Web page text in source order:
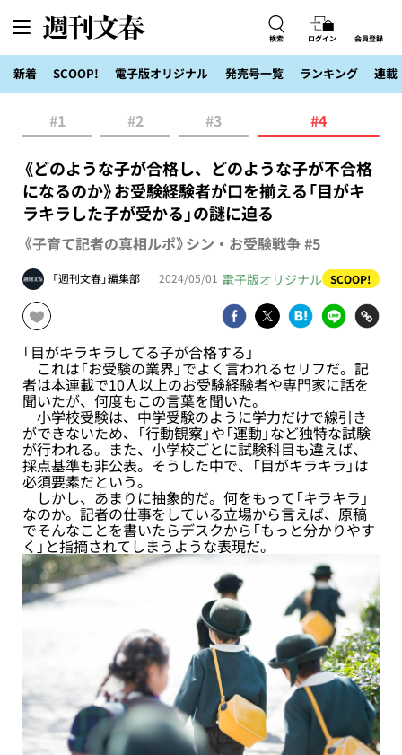
検索 ログイン 会員登録
新着 SCOOP! 電子版オリジナル 発売号一覧 ランキング 連載
#1 #2 #3 #4
《どのような子が合格し、どのような子が不合格
になるのか》お受験経験者が口を揃える「目がキ
ラキラした子が受かる」の謎に迫る
《子育て記者の真相ルポ》シン・お受験戦争 #5
「週刊文春」編集部 2024/05/01 電子版オリジナル SCOOP!
「目がキラキラしてる子が合格する」
これは「お受験の業界」でよく言われるセリフだ。記
者は本連載で10人以上のお受験経験者や専門家に話を
聞いたが、何度もこの言葉を聞いた。
小学校受験は、中学受験のように学力だけで線引き
ができないため、「行動観察」や「運動」など独特な試験
が行われる。また、小学校ごとに試験科目も違えば、
採点基準も非公表。そうした中で、「目がキラキラ」は
必須要素だという。
しかし、あまりに抽象的だ。何をもって「キラキラ」
なのか。記者の仕事をしている立場から言えば、原稿
でそんなことを書いたらデスクから「もっと分かりやす
く」と指摘されてしまうような表現だ。